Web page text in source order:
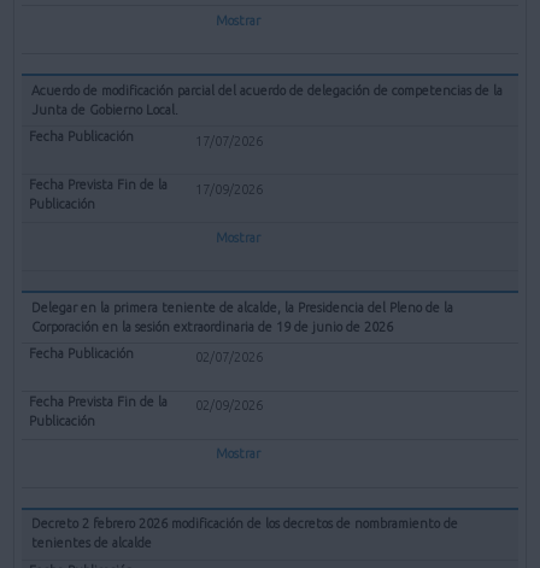
Mostrar
Acuerdo de modificación parcial del acuerdo de delegación de competencias de la
Junta de Gobierno Local.
17/07/2026
17/09/2026
Mostrar
Delegar en la primera teniente de alcalde, la Presidencia del Pleno de la
Corporación en la sesión extraordinaria de 19 de junio de 2026
02/07/2026
02/09/2026
Mostrar
Decreto 2 febrero 2026 modificación de los decretos de nombramiento de
tenientes de alcalde